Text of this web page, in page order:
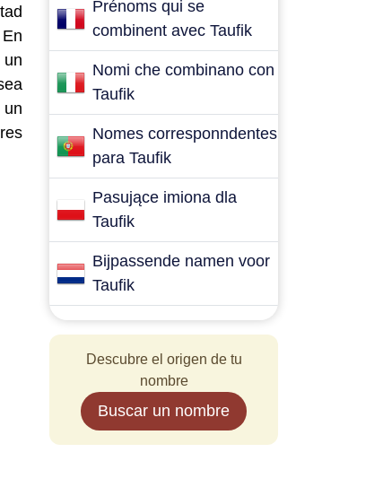
un
Prénoms qui se
combinent avec Taufik
Nomi che combinano con
Taufik
Nomes corresponndentes
para Taufik
Pasujące imiona dla
Taufik
Bijpassende namen voor
Taufik
Descubre el origen de tu
nombre
Buscar un nombre